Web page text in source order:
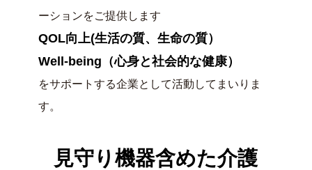
ーションをご提供します
QOL向上(生活の質、生命の質）
Well-being（心身と社会的な健康）
をサポートする企業として活動してまいりま
す。
見守り機器含めた介護